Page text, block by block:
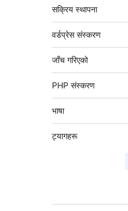
सक्रिय स्थापना
वर्डप्रेस संस्करण
जाँच गरिएको
PHP संस्करण
भाषा
ट्यागहरू